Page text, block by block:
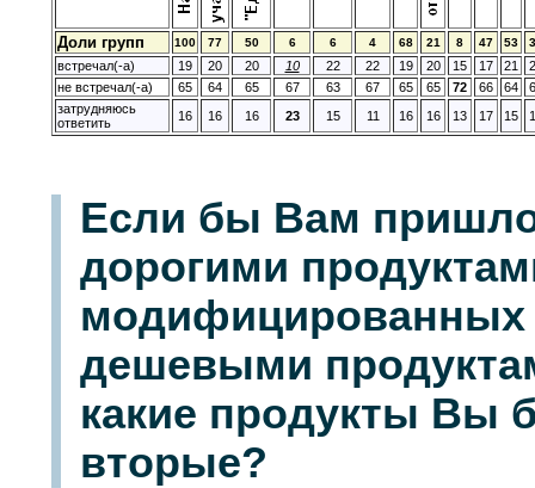
Доли групп 100 77 50 6 6 4 68 21 8 47 53
встречал(-а) 19 20 20 10 22 22 19 20 15 17 21
не встречал(-а)
65 64 65 67 63 67 65 65 72 66 64
затрудняюсь
ответить
16 16 16 23 15 11 16 16 13 17 15
Если бы Вам
дорогими
модифицированных
дешевыми
какие продукты Вы
вторые?